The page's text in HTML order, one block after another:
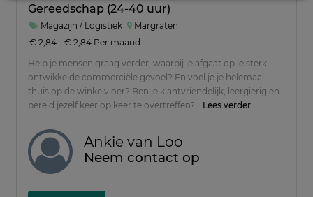
Afstand
Commercieel
Techniek
Gereedschap (24-40 uur)
Magazijn / Logistiek
Margraten
€ 2,84 - € 2,84 Per maand
Help je mensen graag verder, waarbij je afgaat op je sterk
ontwikkelde commerciële gevoel? En voel je je helemaal
thuis op de winkelvloer? Ben je klantvriendelijk, leergierig en
bereid jezelf keer op keer te overtreffen?... Lees verder
Ankie van Loo
Neem contact op